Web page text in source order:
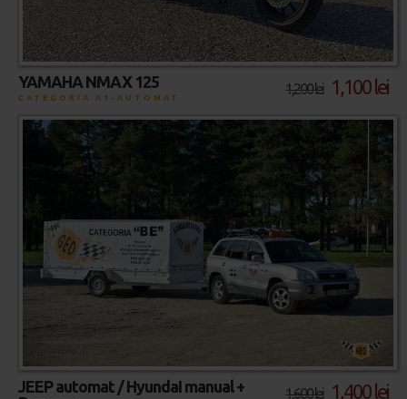
1,200 lei 1,100 lei
YAMAHA NMAX 125
CATEGORIA A1-AUTOMAT
1,600 lei 1,400 lei
JEEP automat / HyundaI manual +